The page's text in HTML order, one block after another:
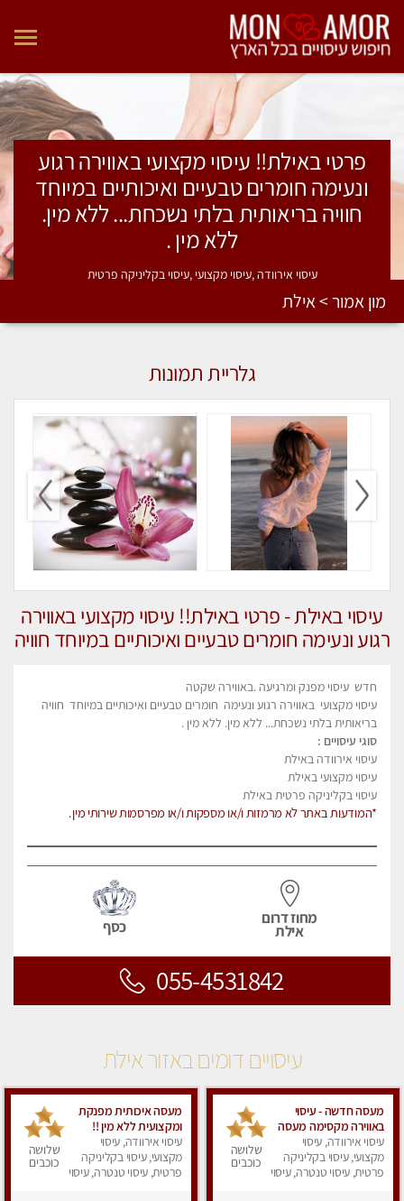
פרטי באילת!! עיסוי מקצועי באווירה רגוע
ונעימה חומרים טבעיים ואיכותיים במיוחד
חוויה בריאותית בלתי נשכחת... ללא מין.
ללא מין .
עיסוי אירוודה ,עיסוי מקצועי ,עיסוי בקליניקה פרטית
מון אמור > אילת
עיסוי באילת - פרטי באילת!! עיסוי מקצועי באווירה
רגוע ונעימה חומרים טבעיים ואיכותיים במיוחד חוויה
חדש עיסוי מפנק ומרגיעה .באווירה שקטה
עיסוי מקצועי באווירה רגוע ונעימה חומרים טבעיים ואיכותיים במיוחד חוויה
בריאותית בלתי נשכחת... ללא מין. ללא מין .
סוגי עיסויים :
עיסוי אירוודה באילת
עיסוי מקצועי באילת
עיסוי בקליניקה פרטית באילת
*המודעות באתר לא מרמזות ו/או מספקות ו/או מפרסמות שירותי מין.
מחוז דרום
אילת כסף
055-4531842
גלריית תמונות
עיסויים דומים באזור אילת
מעסה חדשה - עיסוי
באווירה מקסימה מעסה
עם ידיי זהב חוויה בלתי
נשכחת ללא מין
Massage- Absolutely
עיסוי אירוודה, עיסוי
מקצועי, עיסוי בקליניקה
פרטית, עיסוי טנטרה, עיסוי
שלושה
כוכבים
מעסה איכותית מפנקת
ומקצועית ללא מין !!
עיסוי אירוודה, עיסוי
מקצועי, עיסוי בקליניקה
פרטית, עיסוי טנטרה, עיסוי
שלושה
כוכבים